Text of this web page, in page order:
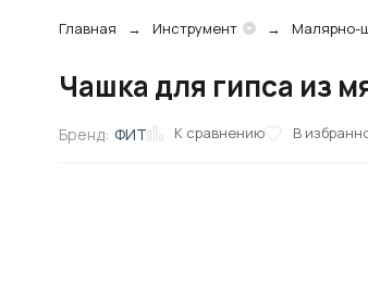
Главная Инструмент Малярно-
Чашка для гипса из
Бренд: ФИТ К сравнению В